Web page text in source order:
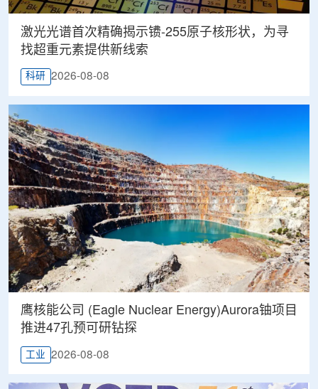
激光光谱首次精确揭示镄-255原子核形状，为寻
找超重元素提供新线索
科研 2026-08-08
鹰核能公司 (Eagle Nuclear Energy)Aurora铀项目
推进47孔预可研钻探
工业 2026-08-08